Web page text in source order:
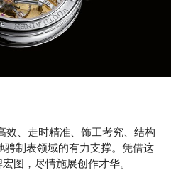
效、走时精准、饰工考究、结构
骋制表领域的有力支撑。凭借这
图，尽情施展创作才华。